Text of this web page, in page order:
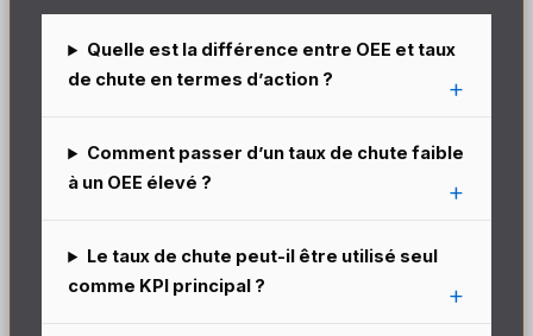
Quelle est la différence entre OEE et taux
de chute en termes d’action ?
Comment passer d’un taux de chute faible
à un OEE élevé ?
Le taux de chute peut-il être utilisé seul
comme KPI principal ?